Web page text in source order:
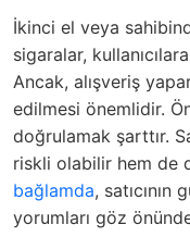
İkinci el veya
sigaralar,
Ancak, alışveriş
edilmesi önemlidir.
doğrulamak şarttır.
riskli olabilir hem de
bağlamda, satıcının
yorumları göz